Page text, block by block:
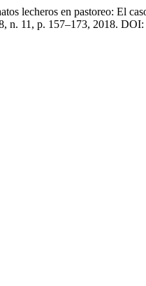
lecheros en pastoreo: El
n. 11, p. 157–173, 2018.